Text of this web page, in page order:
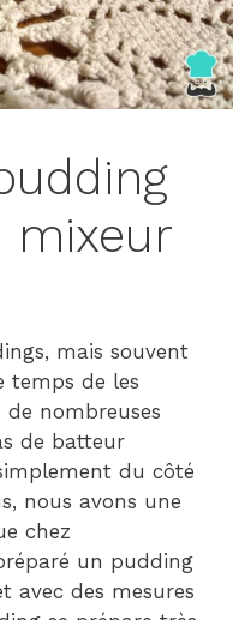
mixeur
mais souvent
temps de les
nombreuses
de batteur
du côté
nous avons une
chez
un pudding
avec des mesures